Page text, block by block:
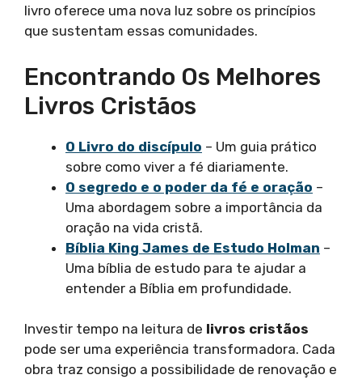
livro oferece uma nova luz sobre os princípios
que sustentam essas comunidades.
Encontrando Os Melhores
Livros Cristãos
O Livro do discípulo – Um guia prático
sobre como viver a fé diariamente.
O segredo e o poder da fé e oração –
Uma abordagem sobre a importância da
oração na vida cristã.
Bíblia King James de Estudo Holman –
Uma bíblia de estudo para te ajudar a
entender a Bíblia em profundidade.
Investir tempo na leitura de livros cristãos
pode ser uma experiência transformadora. Cada
obra traz consigo a possibilidade de renovação e